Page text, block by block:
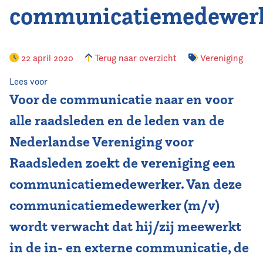
22 april 2020 Terug naar overzicht Vereniging
Lees voor
Voor de communicatie naar en voor
alle raadsleden en de leden van de
Nederlandse Vereniging voor
Raadsleden zoekt de vereniging een
communicatiemedewerker. Van deze
communicatiemedewerker (m/v)
wordt verwacht dat hij/zij meewerkt
in de in- en externe communicatie, de